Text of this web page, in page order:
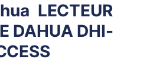
LECTEUR
DAHUA DHI-